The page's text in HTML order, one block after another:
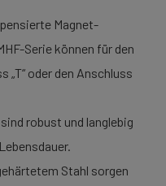
Magnet-
Serie können für den
„T“ oder den Anschluss
robust und langlebig
Stahl sorgen